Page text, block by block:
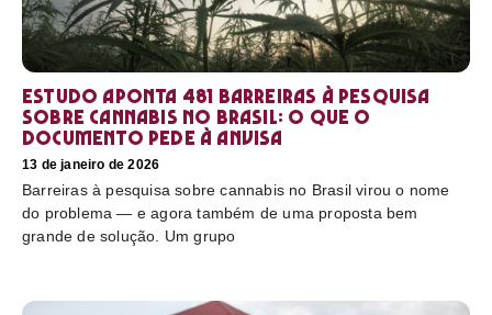
Estudo aponta 481 barreiras à pesquisa
sobre cannabis no Brasil: o que o
documento pede à Anvisa
13 de janeiro de 2026
Barreiras à pesquisa sobre cannabis no Brasil virou o nome
do problema — e agora também de uma proposta bem
grande de solução. Um grupo